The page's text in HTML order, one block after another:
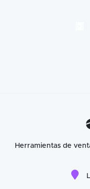
Herramientas de